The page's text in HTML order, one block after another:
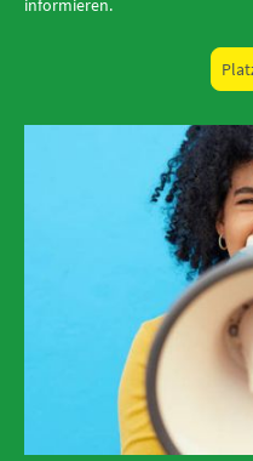
informieren.